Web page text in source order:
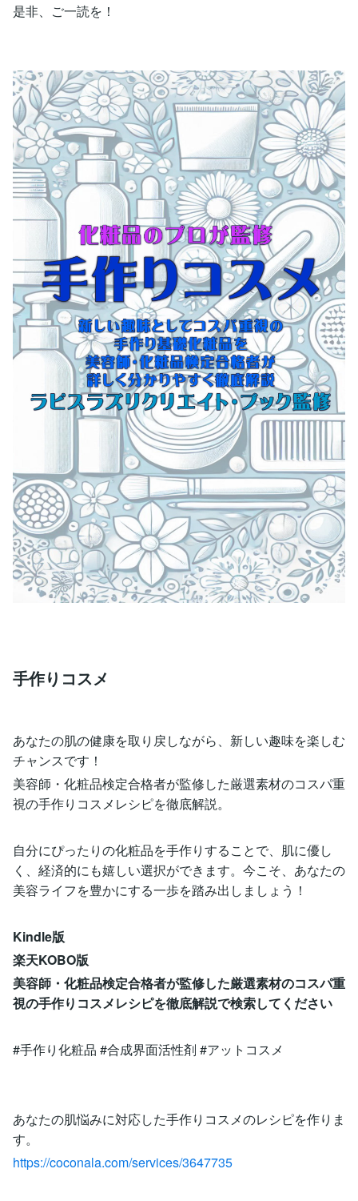
是非、ご一読を！
手作りコスメ
あなたの肌の健康を取り戻しながら、新しい趣味を楽しむ
チャンスです！
美容師・化粧品検定合格者が監修した厳選素材のコスパ重
視の手作りコスメレシピを徹底解説。
自分にぴったりの化粧品を手作りすることで、肌に優し
く、経済的にも嬉しい選択ができます。今こそ、あなたの
美容ライフを豊かにする一歩を踏み出しましょう！
Kindle版
楽天KOBO版
美容師・化粧品検定合格者が監修した厳選素材のコスパ重
視の手作りコスメレシピを徹底解説で検索してください
#手作り化粧品 #合成界面活性剤 #アットコスメ
あなたの肌悩みに対応した手作りコスメのレシピを作りま
す。
https://coconala.com/services/3647735